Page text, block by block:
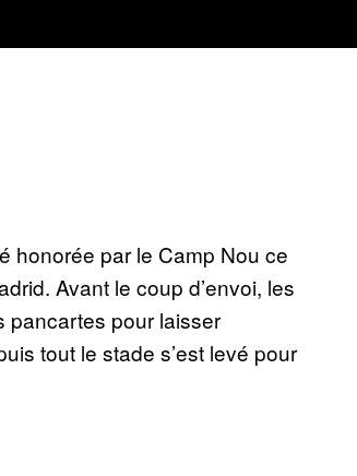
honorée par le Camp Nou ce
Avant le coup d’envoi, les
pancartes pour laisser
tout le stade s’est levé pour